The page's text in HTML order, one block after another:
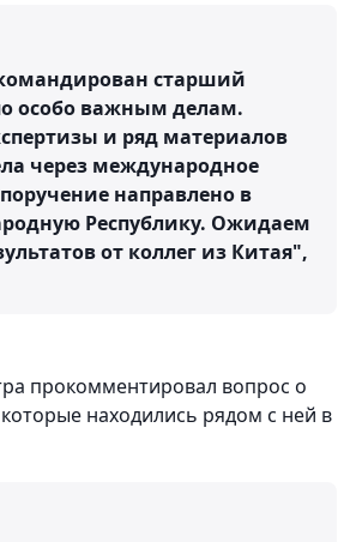
старший
особо важным делам.
и ряд материалов
через международное
направлено в
Республику. Ожидаем
от коллег из Китая",
прокомментировал вопрос о
находились рядом с ней в